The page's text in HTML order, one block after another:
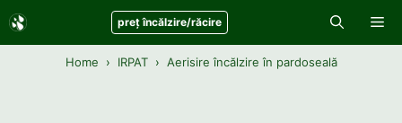
Sari
la
preț încălzire/răcire
Home IRPAT Aerisire încălzire în pardoseală